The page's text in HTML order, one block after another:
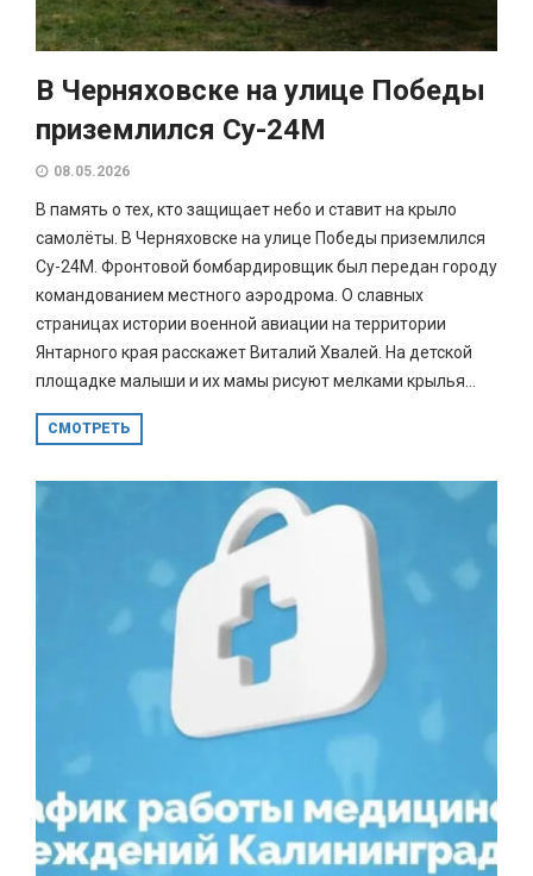
В Черняховске на улице Победы
приземлился Су-24М
08.05.2026
В память о тех, кто защищает небо и ставит на крыло
самолёты. В Черняховске на улице Победы приземлился
Су-24М. Фронтовой бомбардировщик был передан городу
командованием местного аэродрома. О славных
страницах истории военной авиации на территории
Янтарного края расскажет Виталий Хвалей. На детской
площадке малыши и их мамы рисуют мелками крылья...
СМОТРЕТЬ